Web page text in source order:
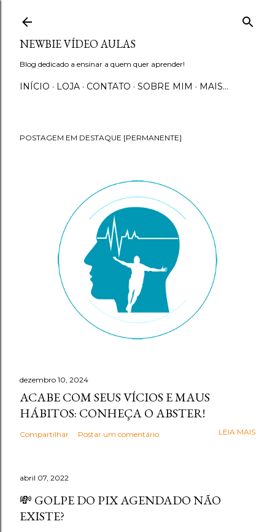
NEWBIE VÍDEO AULAS
Blog dedicado a ensinar a quem quer aprender!
INÍCIO LOJA CONTATO SOBRE MIM MAIS…
POSTAGEM EM DESTAQUE [PERMANENTE]
dezembro 10, 2024
ACABE COM SEUS VÍCIOS E MAUS
HÁBITOS: CONHEÇA O ABSTER!
Compartilhar Postar um comentário LEIA MAIS
abril 07, 2022
💸 GOLPE DO PIX AGENDADO NÃO
EXISTE?